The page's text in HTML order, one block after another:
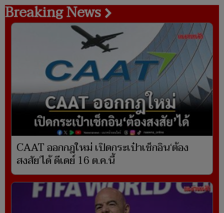
Breaking News
CAAT ออกกฎใหม่ เปิดกระเป๋าเช็กอิน‘ต้อง
สงสัย’ได้ ดีเดย์ 16 ต.ค.นี้